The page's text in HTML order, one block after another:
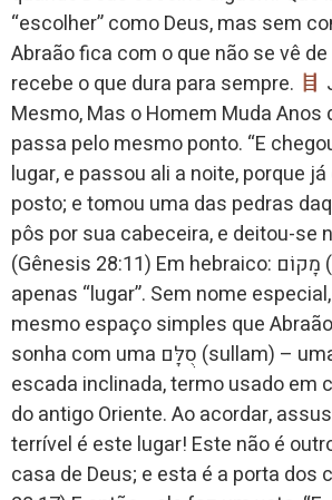
“escolher” como Deus, mas sem
Abraão fica com o que não se vê
recebe o que dura para sempre.
Mesmo, Mas o Homem Muda Anos
passa pelo mesmo ponto. “E
lugar, e passou ali a noite, porque
posto; e tomou uma das pedras
pôs por sua cabeceira, e deitou-se
(Gênesis 28:11) Em hebraico: מָקוֹם (makom) –
apenas “lugar”. Sem nome
mesmo espaço simples que
sonha com uma סֻלָּם (sullam) – uma rampa ou
escada inclinada, termo usado em
do antigo Oriente. Ao acordar,
terrível é este lugar! Este não é
casa de Deus; e esta é a porta dos